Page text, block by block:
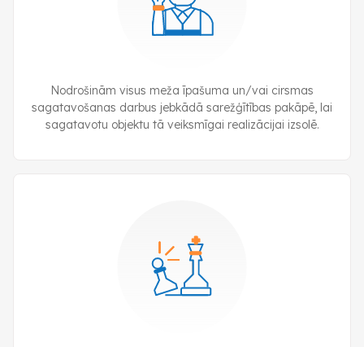
Nodrošinām visus meža īpašuma un/vai cirsmas
sagatavošanas darbus jebkādā sarežģītības pakāpē, lai
sagatavotu objektu tā veiksmīgai realizācijai izsolē.